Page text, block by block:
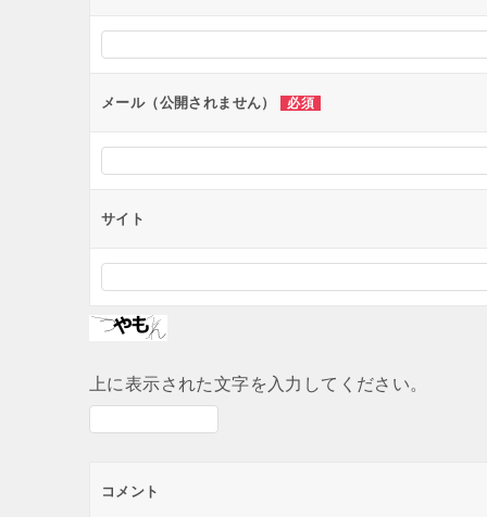
ョ
ン
メール（公開されません） 必須
サイト
上に表示された文字を入力してください。
コメント